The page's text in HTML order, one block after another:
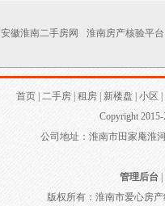
安徽淮南二手房网 淮南房产核验平台
首页 二手房 租房 新楼盘 小区
Copyright
公司地址：淮南市田家庵淮
管理后台|
版权所有：淮南市爱心房